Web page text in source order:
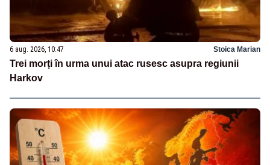
6 aug. 2026, 10:47 Stoica Marian
Trei morți în urma unui atac rusesc asupra regiunii
Harkov